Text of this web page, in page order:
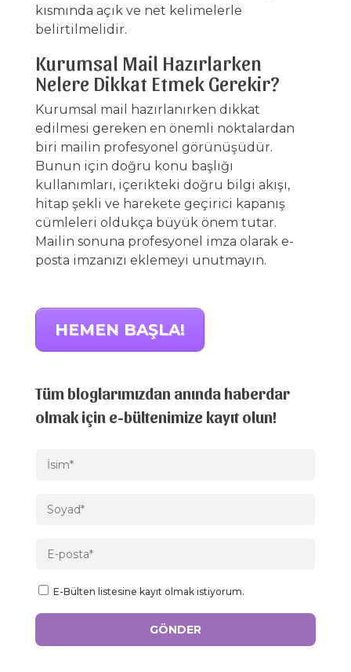
kısmında açık ve net kelimelerle
belirtilmelidir.
Kurumsal Mail Hazırlarken
Nelere Dikkat Etmek Gerekir?
Kurumsal mail hazırlanırken dikkat
edilmesi gereken en önemli noktalardan
biri mailin profesyonel görünüşüdür.
Bunun için doğru konu başlığı
kullanımları, içerikteki doğru bilgi akışı,
hitap şekli ve harekete geçirici kapanış
cümleleri oldukça büyük önem tutar.
Mailin sonuna profesyonel imza olarak e-
posta imzanızı eklemeyi unutmayın.
HEMEN BAŞLA!
Tüm bloglarımızdan anında haberdar
olmak için e-bültenimize kayıt olun!
E-Bülten listesine kayıt olmak istiyorum.